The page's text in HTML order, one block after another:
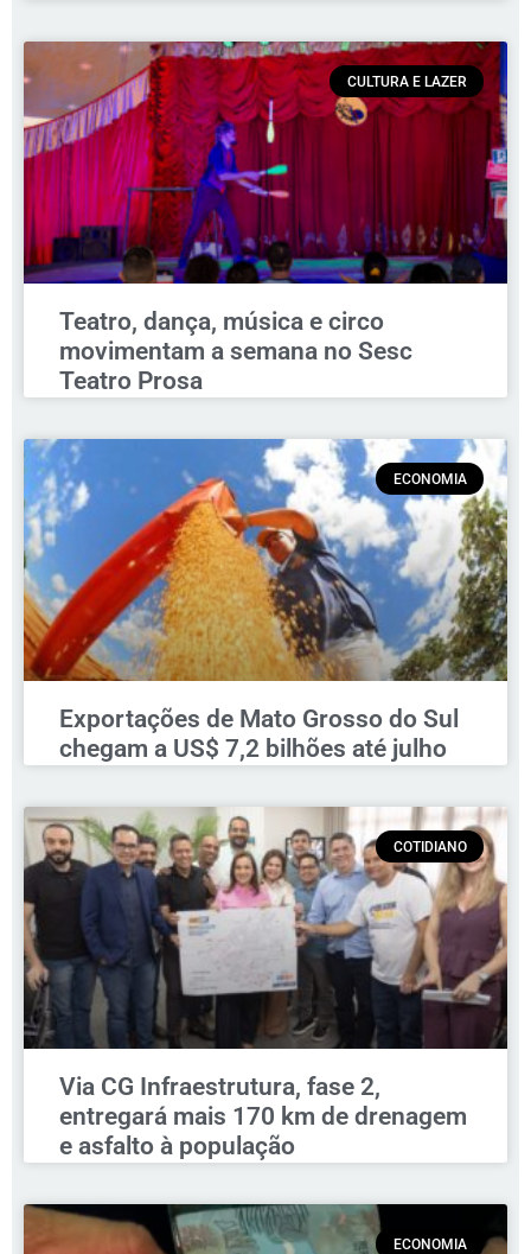
CULTURA E LAZER
Teatro, dança, música e circo
movimentam a semana no Sesc
Teatro Prosa
ECONOMIA
Exportações de Mato Grosso do Sul
chegam a US$ 7,2 bilhões até julho
COTIDIANO
Via CG Infraestrutura, fase 2,
entregará mais 170 km de drenagem
e asfalto à população
ECONOMIA